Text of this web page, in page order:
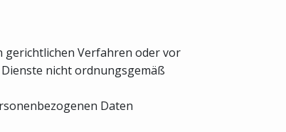
gerichtlichen Verfahren oder vor
nicht ordnungsgemäß
Daten